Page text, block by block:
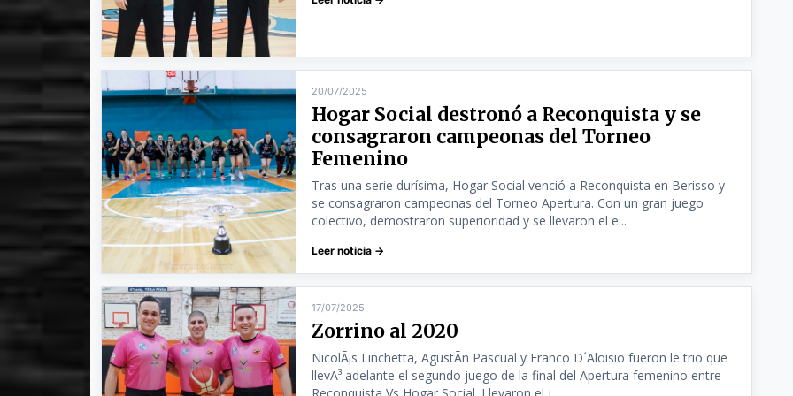
20/07/2025
Hogar Social destronó a Reconquista y se
consagraron campeonas del Torneo
Femenino
Tras una serie durísima, Hogar Social venció a Reconquista en Berisso y
se consagraron campeonas del Torneo Apertura. Con un gran juego
colectivo, demostraron superioridad y se llevaron el e...
Leer noticia →
17/07/2025
Zorrino al 2020
NicolÃ¡s Linchetta, AgustÃ­n Pascual y Franco D´Aloisio fueron le trio que
llevÃ³ adelante el segundo juego de la final del Apertura femenino entre